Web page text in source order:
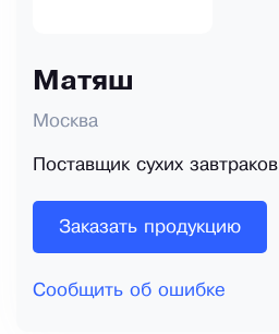
Матяш
Москва
Поставщик сухих завтраков
Заказать продукцию
Сообщить об ошибке